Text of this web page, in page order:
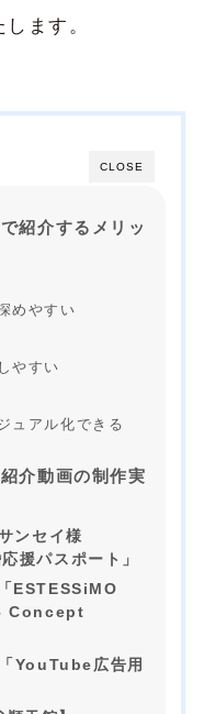
ます。
CLOSE
紹介するメリッ
めやすい
やすい
ュアル化できる
介動画の制作実
ンセイ様
援パスポート」
ESTESSiMO
Concept
YouTube広告用